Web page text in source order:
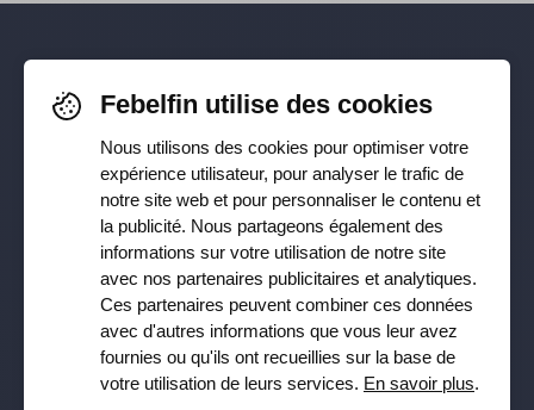
Pour rester informé-e de nos
dernières actualités, suivez-nous sur
Facebook,TikTok,X,LinkedIn&
Instagram
Recevez notre newsletter
Souscrire
Febelfin utilise des cookies
Nous utilisons des cookies pour optimiser votre
expérience utilisateur, pour analyser le trafic de
notre site web et pour personnaliser le contenu et
la publicité. Nous partageons également des
informations sur votre utilisation de notre site
avec nos partenaires publicitaires et analytiques.
Ces partenaires peuvent combiner ces données
avec d'autres informations que vous leur avez
fournies ou qu'ils ont recueillies sur la base de
votre utilisation de leurs services. En savoir plus.